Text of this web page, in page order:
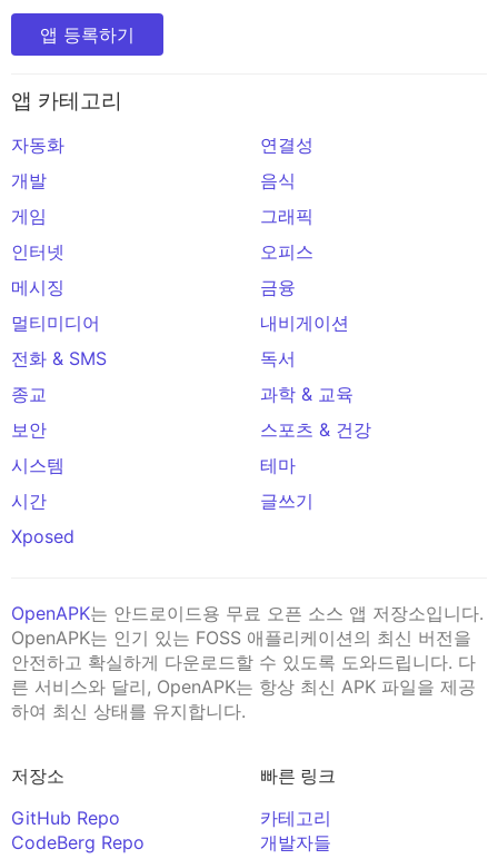
앱 등록하기
앱 카테고리
자동화
연결성
개발
음식
게임
그래픽
인터넷
오피스
메시징
금융
멀티미디어
내비게이션
전화 & SMS
독서
종교
과학 & 교육
보안
스포츠 & 건강
시스템
테마
시간
글쓰기
Xposed
OpenAPK는 안드로이드용 무료 오픈 소스 앱 저장소입니다.
OpenAPK는 인기 있는 FOSS 애플리케이션의 최신 버전을
안전하고 확실하게 다운로드할 수 있도록 도와드립니다. 다
른 서비스와 달리, OpenAPK는 항상 최신 APK 파일을 제공
하여 최신 상태를 유지합니다.
저장소
GitHub Repo
CodeBerg Repo
빠른 링크
카테고리
개발자들